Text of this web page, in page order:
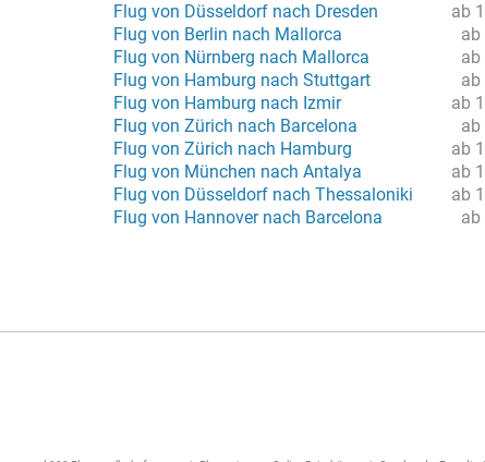
ab
Flug von Düsseldorf nach Dresden
ab
Flug von Berlin nach Mallorca
ab
Flug von Nürnberg nach Mallorca
ab
Flug von Hamburg nach Stuttgart
ab
Flug von Hamburg nach Izmir
ab
Flug von Zürich nach Barcelona
ab
Flug von Zürich nach Hamburg
ab
Flug von München nach Antalya
ab
Flug von Düsseldorf nach Thessaloniki
ab
Flug von Hannover nach Barcelona